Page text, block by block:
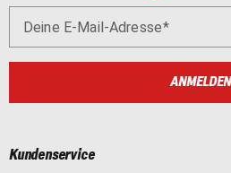
Deine E-Mail-Adresse
ANMELDEN
Kundenservice